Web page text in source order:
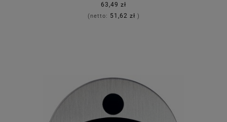
63,49 zł
(netto: 51,62 zł )